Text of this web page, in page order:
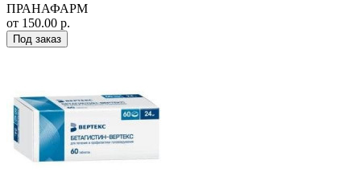
ПРАНАФАРМ
от 150.00 р.
Под заказ